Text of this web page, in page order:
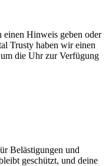
einen Hinweis geben oder
Trusty haben wir einen
die Uhr zur Verfügung
Belästigungen und
geschützt, und deine